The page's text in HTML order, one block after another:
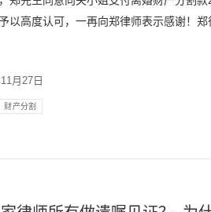
高度认可，一再向郑律师表示感谢！郑
月27日
财产分割